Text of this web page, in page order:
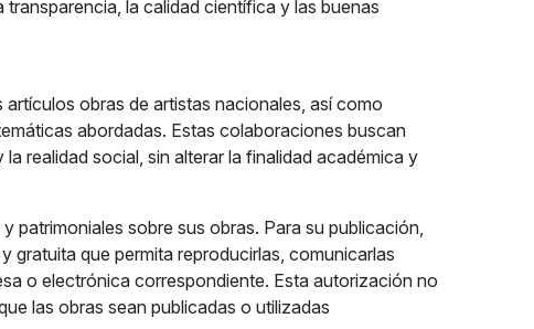
la calidad científica y las buenas
obras de artistas nacionales, así como
abordadas. Estas colaboraciones buscan
realidad social, sin alterar la finalidad académica y
patrimoniales sobre sus obras. Para su publicación,
que permita reproducirlas, comunicarlas
o electrónica correspondiente. Esta autorización no
las obras sean publicadas o utilizadas